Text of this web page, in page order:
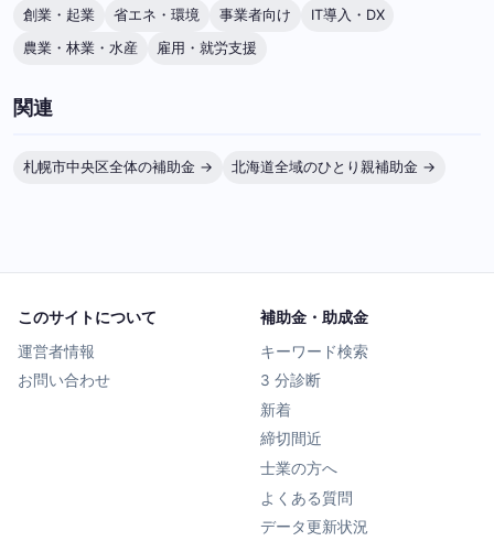
創業・起業
省エネ・環境 事業者向け
IT導入・DX
農業・林業・水産
雇用・就労支援
関連
札幌市中央区全体の補助金 → 北海道全域のひとり親補助金 →
このサイトについて
運営者情報
お問い合わせ
補助金・助成金
キーワード検索
3 分診断
新着
締切間近
士業の方へ
よくある質問
データ更新状況